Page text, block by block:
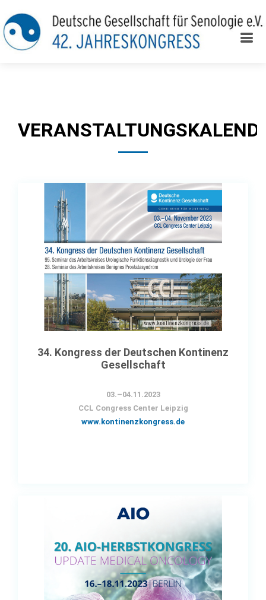
34. Kongress der Deutschen Kontinenz
Gesellschaft
03.–04.11.2023
CCL Congress Center Leipzig
www.kontinenzkongress.de